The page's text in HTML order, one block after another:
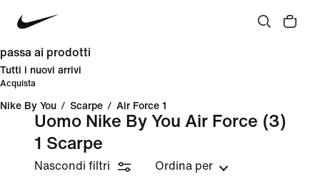
passa ai prodotti
Tutti i nuovi arrivi
Acquista
Nike By You / Scarpe / Air Force 1
Uomo Nike By You Air Force
1 Scarpe
(3)
Nascondi filtri Ordina per